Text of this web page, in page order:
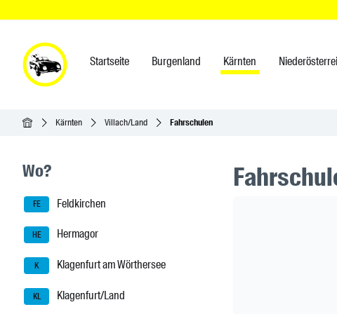
Startseite Burgenland Kärnten
StartseiteKärnten Villach/Land Fahrschulen
Seitenleisten-Navigation
Wo?
FE Feldkirchen
HE Hermagor
K Klagenfurt am Wörthersee
KL Klagenfurt/Land